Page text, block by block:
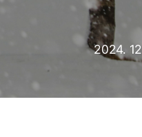
2024. 12